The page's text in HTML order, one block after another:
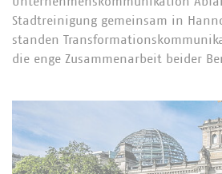
Stadtreinigung gemeinsam in
standen
die enge Zusammenarbeit beider